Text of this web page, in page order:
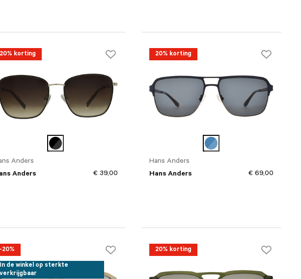
20% korting
Anders
Anders
€ 39,00
20% korting
Hans Anders
Hans Anders
€ 69,00
-20%
In de winkel op sterkte
verkrijgbaar
20% korting